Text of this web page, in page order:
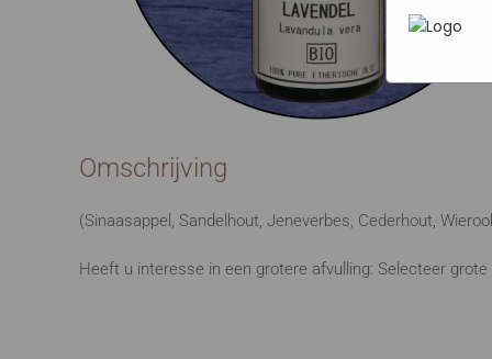
Omschrijving
(Sinaasappel, Sandelhout, Jeneverbes, Cederhout,
Heeft u interesse in een grotere afvulling: Selecteer